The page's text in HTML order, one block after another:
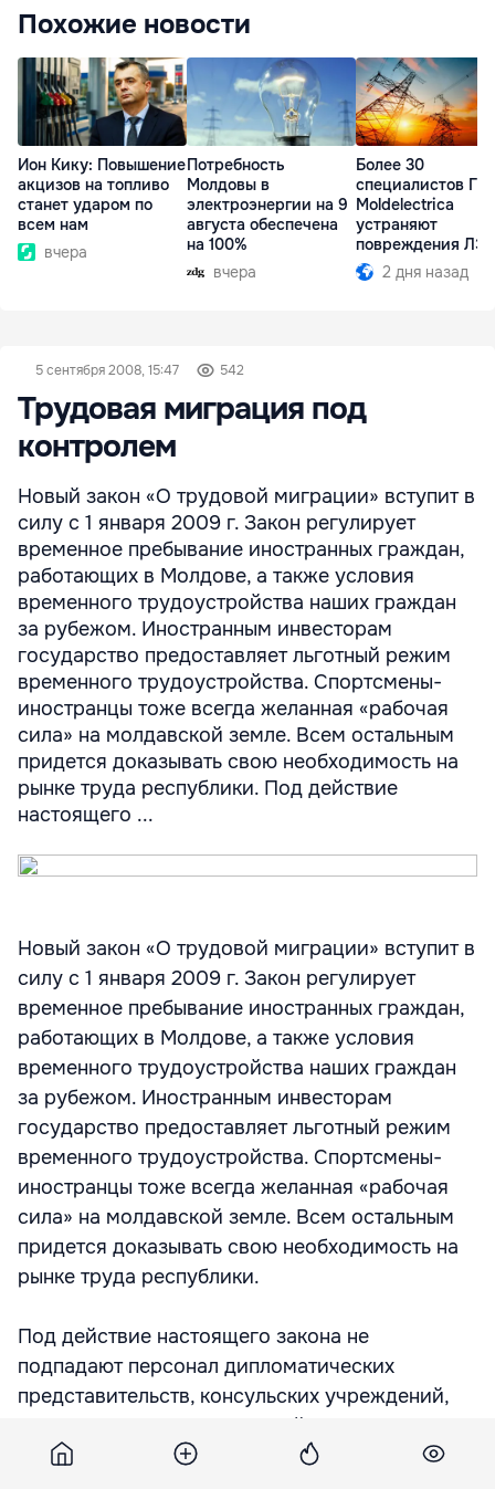
Похожие новости
Ион Кику: Повышение
акцизов на топливо
станет ударом по
всем нам
вчера
Потребность
Молдовы в
электроэнергии на 9
августа обеспечена
на 100%
вчера
Более 30
специалистов ГП
Moldelectrica
устраняют
повреждения
Бельцы-
2 дня назад
5 сентября 2008, 15:47 542
Трудовая миграция под
контролем
Новый закон «О трудовой миграции» вступит в
силу с 1 января 2009 г. Закон регулирует
временное пребывание иностранных граждан,
работающих в Молдове, а также условия
временного трудоустройства наших граждан
за рубежом. Иностранным инвесторам
государство предоставляет льготный режим
временного трудоустройства. Спортсмены-
иностранцы тоже всегда желанная «рабочая
сила» на молдавской земле. Всем остальным
придется доказывать свою необходимость на
рынке труда республики. Под действие
настоящего ...
Новый закон «О трудовой миграции» вступит в
силу с 1 января 2009 г. Закон регулирует
временное пребывание иностранных граждан,
работающих в Молдове, а также условия
временного трудоустройства наших граждан
за рубежом. Иностранным инвесторам
государство предоставляет льготный режим
временного трудоустройства. Спортсмены-
иностранцы тоже всегда желанная «рабочая
сила» на молдавской земле. Всем остальным
придется доказывать свою необходимость на
рынке труда республики.
Под действие настоящего закона не
подпадают персонал дипломатических
представительств, консульских учреждений,
международных организаций и члены их
семей, аккредитованные иностранные